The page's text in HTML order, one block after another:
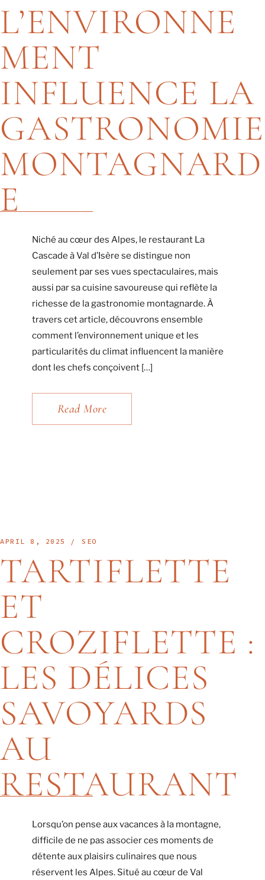
L’ENVIRONNE
MENT
INFLUENCE LA
GASTRONOMIE
MONTAGNARD
E
Niché au cœur des Alpes, le restaurant La
Cascade à Val d’Isère se distingue non
seulement par ses vues spectaculaires, mais
aussi par sa cuisine savoureuse qui reflète la
richesse de la gastronomie montagnarde. À
travers cet article, découvrons ensemble
comment l’environnement unique et les
particularités du climat influencent la manière
dont les chefs conçoivent […]
Read More
APRIL 8, 2025 SEO
TARTIFLETTE
ET
CROZIFLETTE :
LES DÉLICES
SAVOYARDS
AU
RESTAURANT
Lorsqu’on pense aux vacances à la montagne,
difficile de ne pas associer ces moments de
détente aux plaisirs culinaires que nous
réservent les Alpes. Situé au cœur de Val